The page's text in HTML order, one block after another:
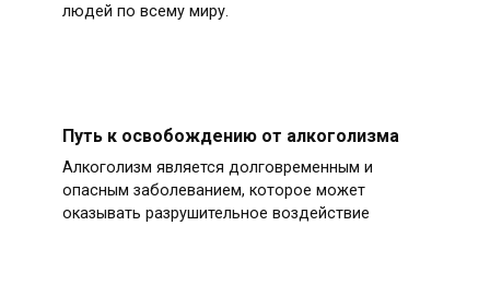
людей по всему миру.
Путь к освобождению от алкоголизма
Алкоголизм является долговременным и
опасным заболеванием, которое может
оказывать разрушительное воздействие